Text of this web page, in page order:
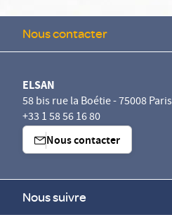
Nous contacter
ELSAN
58 bis rue la Boétie - 75008 Paris
+33 1 58 56 16 80
Nous contacter
Nous suivre